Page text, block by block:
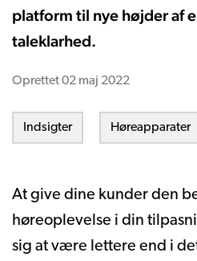
platform til nye højder af
taleklarhed.
Oprettet02 maj 2022
Indsigter Høreapparater
At give dine kunder den
høreoplevelse i din
sig at være lettere end i